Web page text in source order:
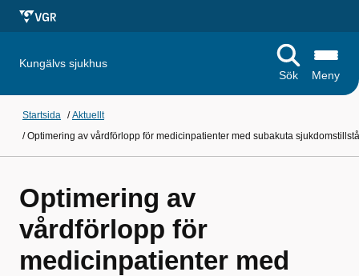
Kungälvs sjukhus
Sök
Meny
Startsida /Aktuellt
/Optimering av vårdförlopp för medicinpatienter med subakuta
Optimering av
vårdförlopp för
medicinpatienter med